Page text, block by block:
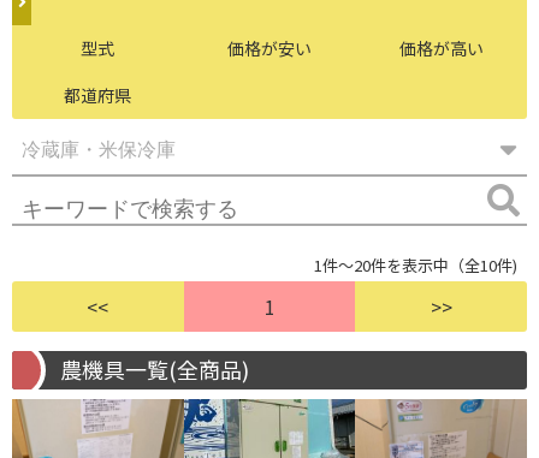
型式 価格が安い
価格が高い
都道府県
1件～20件を表示中（全10件)
<< 1 >>
農機具一覧(全商品)